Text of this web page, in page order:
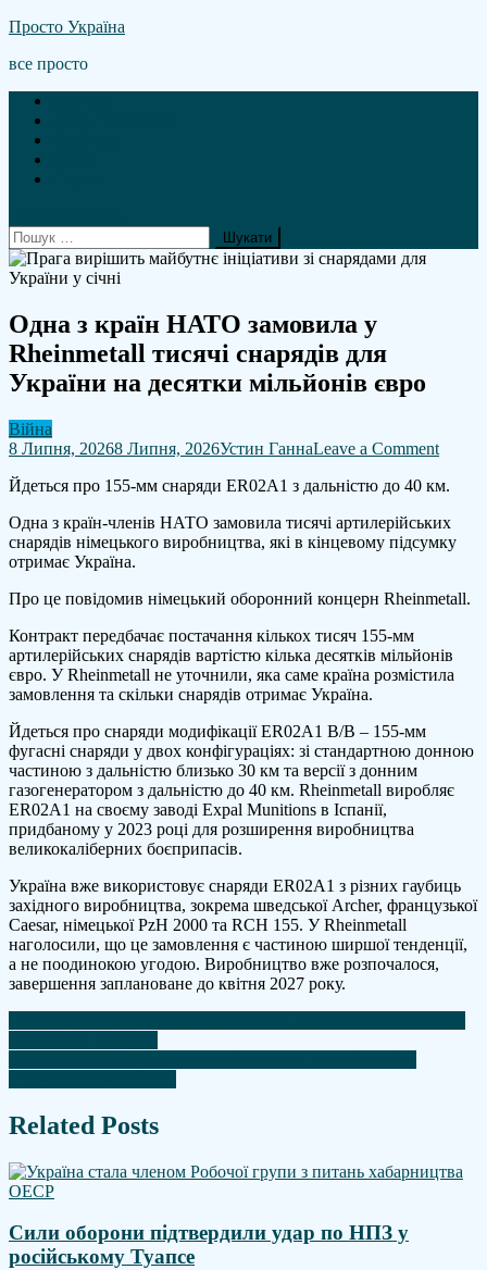
Skip
content
Просто Україна
все просто
Пошук:
Одна з країн НАТО замовила у
Rheinmetall тисячі снарядів для
України на десятки мільйонів євро
Війна
8 Липня, 20268 Липня, 2026Устин ГаннаLeave a Commenton
з
НАТО
тисячі
на
Йдеться про 155-мм снаряди ER02A1 з дальністю до 40 км.
Одна з країн-членів НАТО замовила тисячі артилерійських
снарядів німецького виробництва, які в кінцевому підсумку
отримає Україна.
Про це повідомив німецький оборонний концерн Rheinmetall.
Контракт передбачає постачання кількох тисяч 155-мм
артилерійських снарядів вартістю кілька десятків мільйонів
євро. У Rheinmetall не уточнили, яка саме країна розмістила
замовлення та скільки снарядів отримає Україна.
Йдеться про снаряди модифікації ER02A1 B/B – 155-мм
фугасні снаряди у двох конфігураціях: зі стандартною донною
частиною з дальністю близько 30 км та версії з донним
газогенератором з дальністю до 40 км. Rheinmetall виробляє
ER02A1 на своєму заводі Expal Munitions в Іспанії,
придбаному у 2023 році для розширення виробництва
великокаліберних боєприпасів.
Україна вже використовує снаряди ER02A1 з різних гаубиць
західного виробництва, зокрема шведської Archer, французької
Caesar, німецької PzH 2000 та RCH 155. У Rheinmetall
наголосили, що це замовлення є частиною ширшої тенденції,
а не поодинокою угодою. Виробництво вже розпочалося,
завершення заплановане до квітня 2027 року.
Навігація
записів
Related Posts
Сили оборони підтвердили удар по НПЗ у
російському Туапсе